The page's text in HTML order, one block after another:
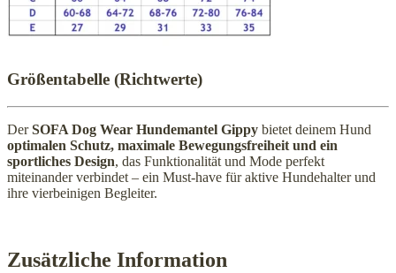
Größentabelle (Richtwerte)
DerSOFA Dog Wear Hundemantel Gippy bietet deinem Hund
optimalen Schutz, maximale Bewegungsfreiheit und ein
sportliches Design, das Funktionalität und Mode perfekt
miteinander verbindet – ein Must-have für aktive Hundehalter und
ihre vierbeinigen Begleiter.
Zusätzliche Information